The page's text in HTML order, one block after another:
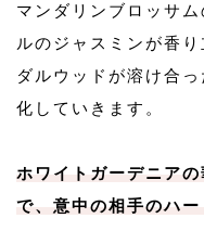
マンダリンブロッサ
ルのジャスミンが香
ダルウッドが溶け合
化していきます。
ホワイトガーデニア
で、意中の相手のハ